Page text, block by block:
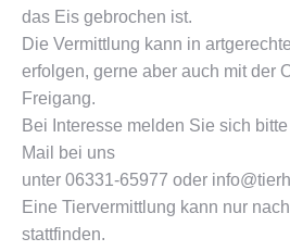
das Eis gebrochen ist.
Die Vermittlung kann in
erfolgen, gerne aber auch mit der
Freigang.
Bei Interesse melden Sie sich
Mail bei uns
unter 06331-65977 oder
Eine Tiervermittlung kann nur
stattfinden.